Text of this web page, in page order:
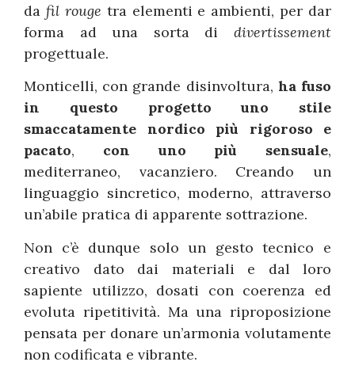
da fil rouge tra elementi e ambienti, per dar
forma ad una sorta di divertissement
progettuale.
Monticelli, con grande disinvoltura, ha fuso
in questo progetto uno stile
smaccatamente nordico più rigoroso e
pacato, con uno più sensuale,
mediterraneo, vacanziero. Creando un
linguaggio sincretico, moderno, attraverso
un’abile pratica di apparente sottrazione.
Non c’è dunque solo un gesto tecnico e
creativo dato dai materiali e dal loro
sapiente utilizzo, dosati con coerenza ed
evoluta ripetitività. Ma una riproposizione
pensata per donare un’armonia volutamente
non codificata e vibrante.